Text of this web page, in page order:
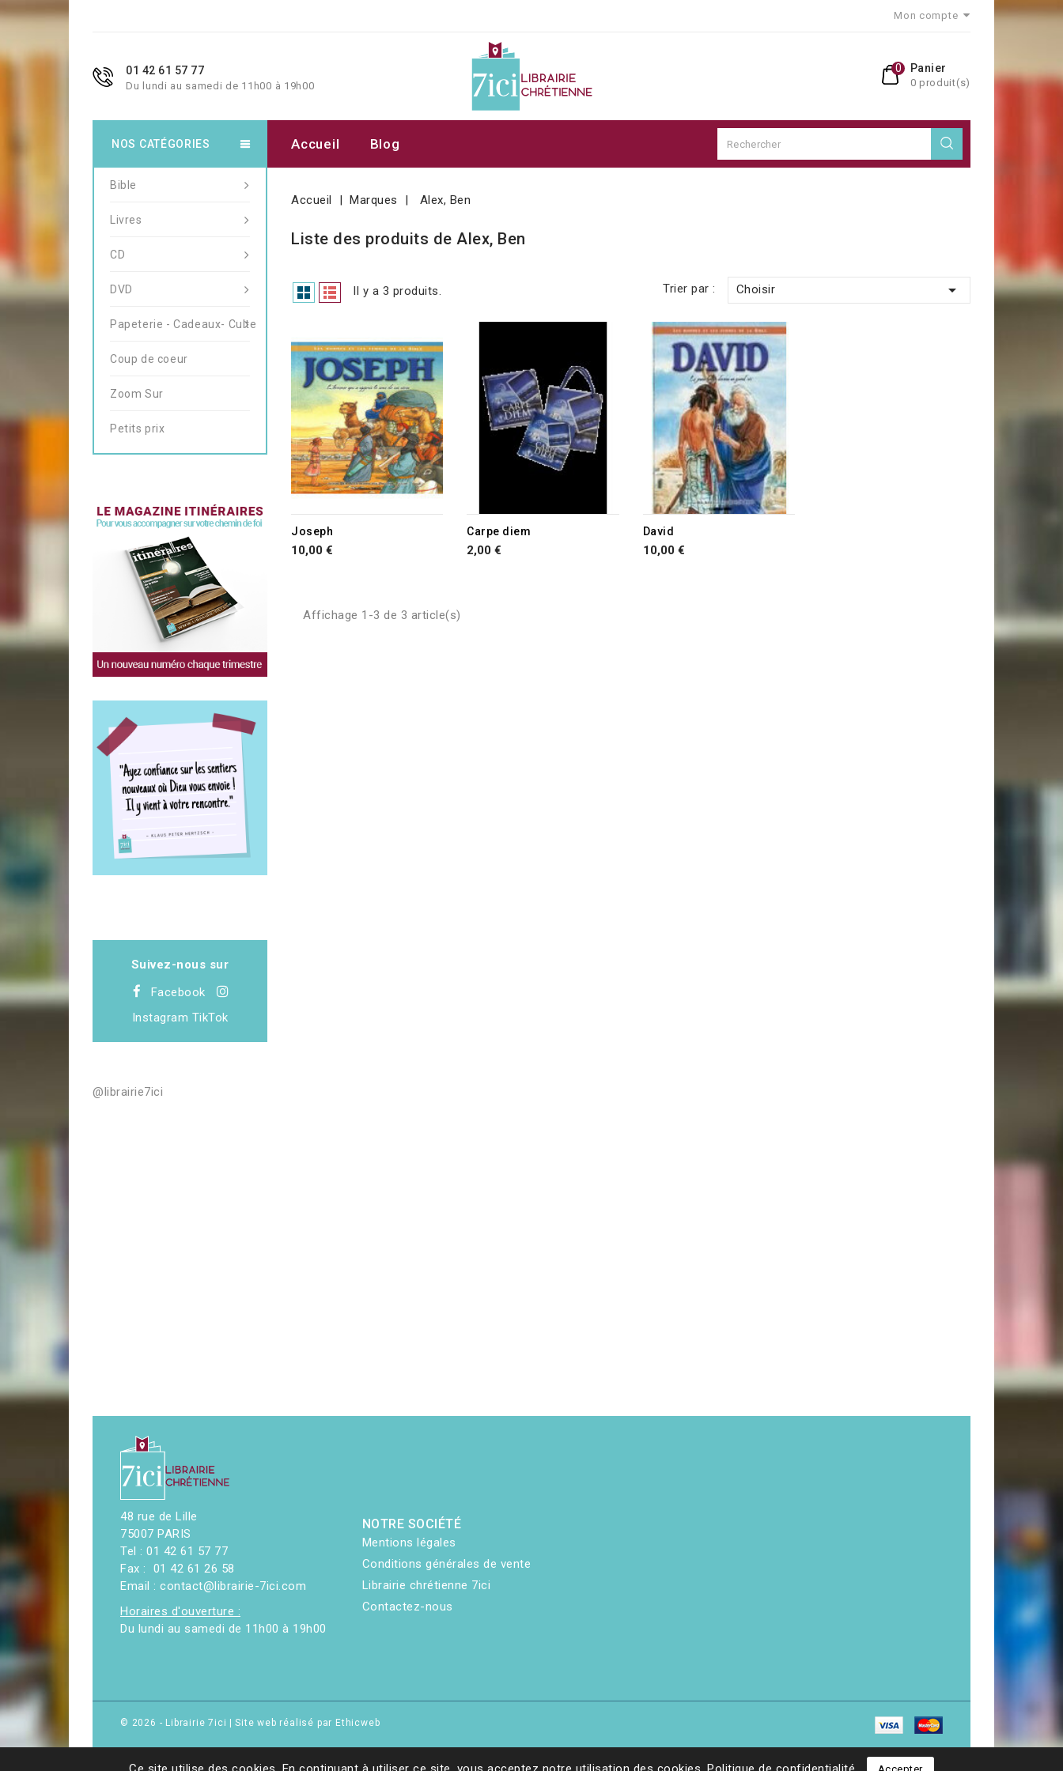
Mon compte
01 42 61 57 77
Du lundi au samedi de 11h00 à 19h00
Panier
0 produit(s)
0
Accueil Blog
NOS CATÉGORIES
Bible
Livres
CD
DVD
Papeterie - Cadeaux- Culte
Coup de coeur
Zoom Sur
Petits prix
Suivez-nous sur
Facebook
Instagram TikTok
@librairie7ici
Accueil Marques Alex, Ben
Liste des produits de Alex, Ben
Il y a 3 produits. Trier par : Choisir 
Joseph
10,00 €
Carpe diem
2,00 €
David
10,00 €
Affichage 1-3 de 3 article(s)
48 rue de Lille
75007 PARIS
Tel : 01 42 61 57 77
Fax : 01 42 61 26 58
Email : contact@librairie-7ici.com
Horaires d'ouverture :
Du lundi au samedi de 11h00 à 19h00
NOTRE SOCIÉTÉ
Mentions légales
Conditions générales de vente
Librairie chrétienne 7ici
Contactez-nous
© 2026 - Librairie 7ici |Site web réalisé par Ethicweb